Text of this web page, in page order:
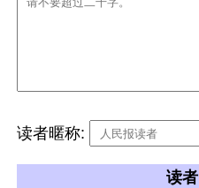
读者暱称:
读